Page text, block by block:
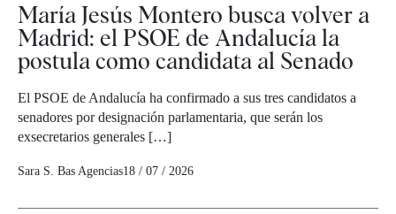
María Jesús Montero busca volver a
Madrid: el PSOE de Andalucía la
postula como candidata al Senado
El PSOE de Andalucía ha confirmado a sus tres candidatos a
senadores por designación parlamentaria, que serán los
exsecretarios generales […]
Sara S. Bas Agencias18 / 07 / 2026